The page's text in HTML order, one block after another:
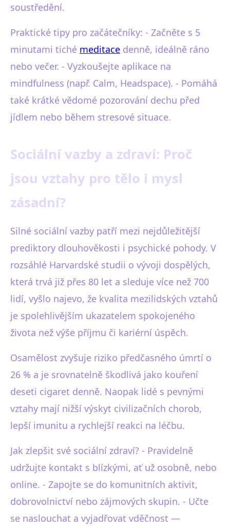
soustředění.
Praktické tipy pro začátečníky: - Začněte s 5
minutami tiché meditace denně, ideálně ráno
nebo večer. - Vyzkoušejte aplikace na
mindfulness (např. Calm, Headspace). - Pomáhá
také krátké vědomé pozorování dechu před
jídlem nebo během stresové situace.
Sociální vazby a zdraví: Proč
jsou vztahy pro tělo i mysl
zásadní?
Silné sociální vazby patří mezi nejdůležitější
prediktory dlouhověkosti i psychické pohody. V
rozsáhlé Harvardské studii o vývoji dospělých,
která trvá již přes 80 let a sleduje více než 700
lidí, vyšlo najevo, že kvalita mezilidských vztahů
je spolehlivějším ukazatelem spokojeného
života než výše příjmu či kariérní úspěch.
Osamělost zvyšuje riziko předčasného úmrtí o
26 % a je srovnatelně škodlivá jako kouření
deseti cigaret denně. Naopak lidé s pevnými
vztahy mají nižší výskyt civilizačních chorob,
lepší imunitu a rychlejší reakci na léčbu.
Jak zlepšit své sociální zdraví? - Pravidelně
udržujte kontakt s blízkými, ať už osobně, nebo
online. - Zapojte se do komunitních aktivit,
dobrovolnictví nebo zájmových skupin. - Učte
se naslouchat a vyjadřovat vděčnost —